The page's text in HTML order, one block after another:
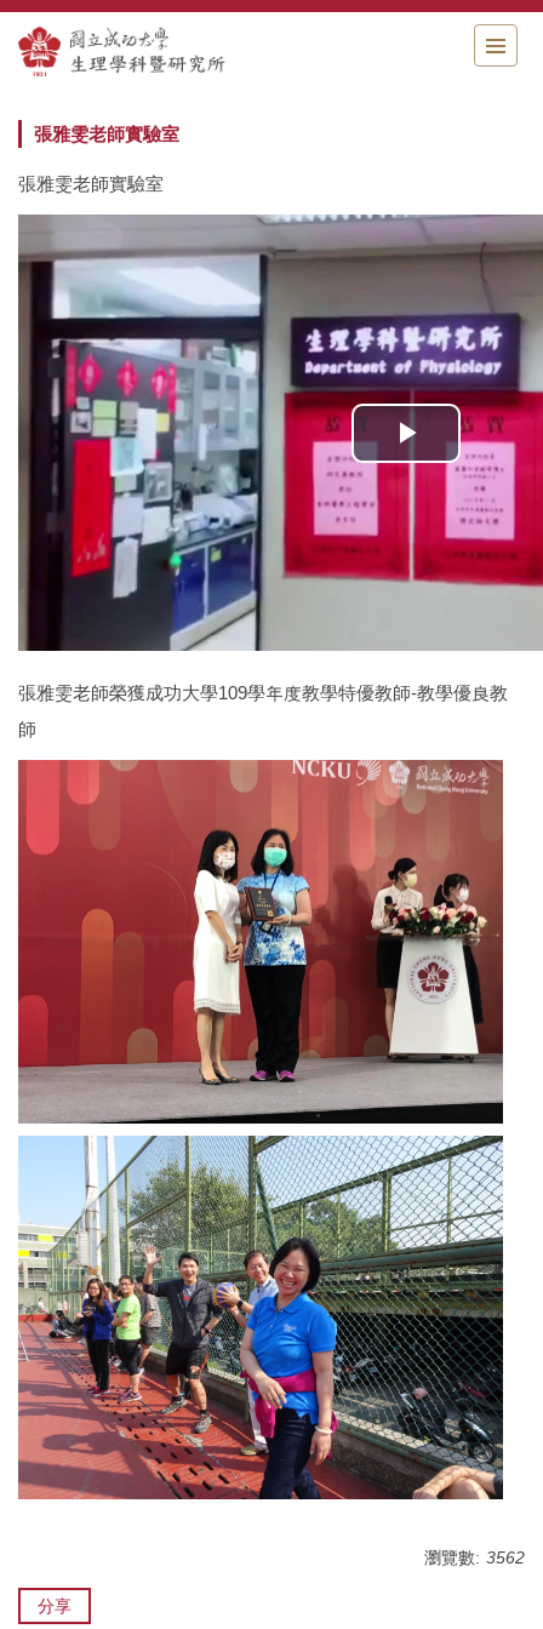
跳
到
主
內
容
張雅雯老師實驗室
張雅雯老師實驗室
張雅雯老師榮獲成功大學109學年度教學特優教師-教學優良教
師
瀏覽數: 3562
分享